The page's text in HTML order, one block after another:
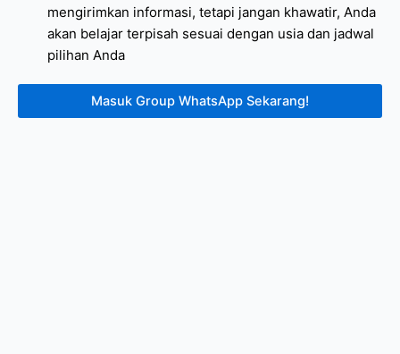
mengirimkan informasi, tetapi jangan khawatir, Anda
akan belajar terpisah sesuai dengan usia dan jadwal
pilihan Anda
Masuk Group WhatsApp Sekarang!